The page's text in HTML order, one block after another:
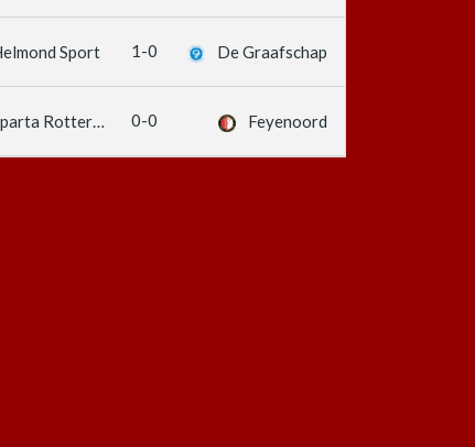
Sport 1-0 De Graafschap
Rotterdam 0-0 Feyenoord